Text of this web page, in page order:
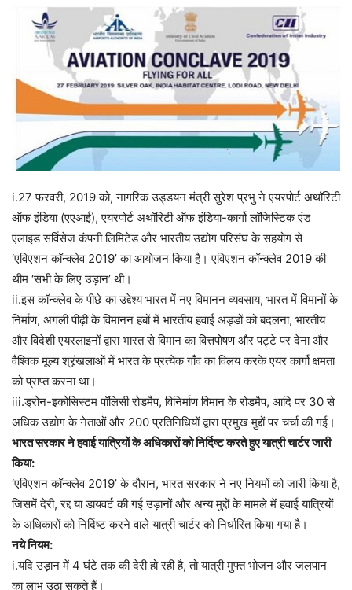
i.27 फरवरी, 2019 को, नागरिक उड्डयन मंत्री सुरेश प्रभु ने एयरपोर्ट अथॉरिटी
ऑफ इंडिया (एएआई), एयरपोर्ट अथॉरिटी ऑफ इंडिया-कार्गो लॉजिस्टिक एंड
एलाइड सर्विसेज कंपनी लिमिटेड और भारतीय उद्योग परिसंघ के सहयोग से
‘एविएशन कॉन्क्लेव 2019’ का आयोजन किया है। एविएशन कॉन्क्लेव 2019 की
थीम ‘सभी के लिए उड़ान’ थी।
ii.इस कॉन्क्लेव के पीछे का उद्देश्य भारत में नए विमानन व्यवसाय, भारत में विमानों के
निर्माण, अगली पीढ़ी के विमानन हबों में भारतीय हवाई अड्डों को बदलना, भारतीय
और विदेशी एयरलाइनों द्वारा भारत से विमान का वित्तपोषण और पट्टे पर देना और
वैश्विक मूल्य श्रृंखलाओं में भारत के प्रत्येक गाँव का विलय करके एयर कार्गो क्षमता
को प्राप्त करना था।
iii.ड्रोन-इकोसिस्टम पॉलिसी रोडमैप, विनिर्माण विमान के रोडमैप, आदि पर 30 से
अधिक उद्योग के नेताओं और 200 प्रतिनिधियों द्वारा प्रमुख मुद्दों पर चर्चा की गई।
भारत सरकार ने हवाई यात्रियों के अधिकारों को निर्दिष्ट करते हुए यात्री चार्टर जारी
किया:
‘एविएशन कॉन्क्लेव 2019’ के दौरान, भारत सरकार ने नए नियमों को जारी किया है,
जिसमें देरी, रद्द या डायवर्ट की गई उड़ानों और अन्य मुद्दों के मामले में हवाई यात्रियों
के अधिकारों को निर्दिष्ट करने वाले यात्री चार्टर को निर्धारित किया गया है।
नये नियम:
i.यदि उड़ान में 4 घंटे तक की देरी हो रही है, तो यात्री मुफ्त भोजन और जलपान
का लाभ उठा सकते हैं।